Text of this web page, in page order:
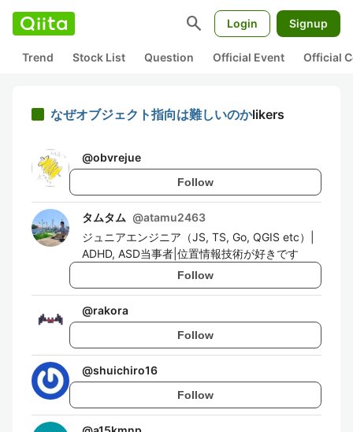
search Login Signup
Trend Stock List Question Official Event Official
なぜオブジェクト指向は難しいのかlikers
@obvrejue
Follow
タムタム @atamu2463
ジュニアエンジニア（JS, TS, Go, QGIS etc）|
ADHD, ASD当事者|位置情報技術が好きです
Follow
@rakora
Follow
@shuichiro16
Follow